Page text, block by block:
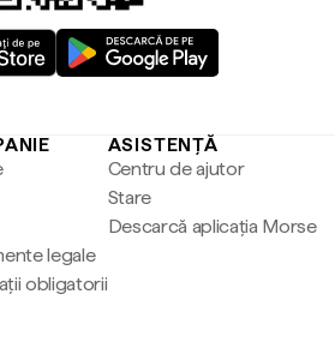
legale
obligatorii
ASISTENȚĂ
Centru de ajutor
Stare
Descarcă aplicația Morse